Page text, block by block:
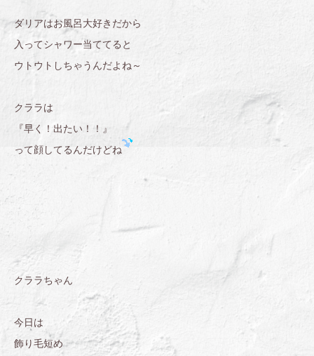
ダリアはお風呂大好きだから
入ってシャワー当ててると
ウトウトしちゃうんだよね～
クララは
『早く！出たい！！』
って顔してるんだけどね
クララちゃん
今日は
飾り毛短め